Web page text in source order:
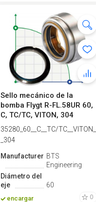
Sello mecánico de la
bomba Flygt R-FL.58UR 60,
C, TC/TC, VITON, 304
35280_60__C__TC/TC__VITON_
_304
ManufactureroBTS
Engineering
Diámetro del
eje
60
encargar 0